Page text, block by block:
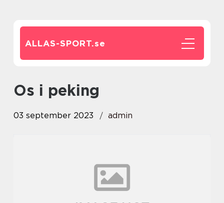
ALLAS-SPORT.se
os i peking
03 september 2023 admin